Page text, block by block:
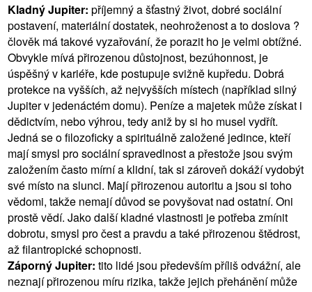
Kladný Jupiter: příjemný a šťastný život, dobré sociální
postavení, materiální dostatek, neohroženost a to doslova ?
člověk má takové vyzařování, že porazit ho je velmi obtížné.
Obvykle mívá přirozenou důstojnost, bezúhonnost, je
úspěšný v kariéře, kde postupuje svižně kupředu. Dobrá
protekce na vyšších, až nejvyšších místech (například silný
Jupiter v jedenáctém domu). Peníze a majetek může získat i
dědictvím, nebo výhrou, tedy aniž by si ho musel vydřít.
Jedná se o filozoficky a spirituálně založené jedince, kteří
mají smysl pro sociální spravedlnost a přestože jsou svým
založením často mírní a klidní, tak si zároveň dokáží vydobýt
své místo na slunci. Mají přirozenou autoritu a jsou si toho
vědomi, takže nemají důvod se povyšovat nad ostatní. Oni
prostě vědí. Jako další kladné vlastnosti je potřeba zmínit
dobrotu, smysl pro čest a pravdu a také přirozenou štědrost,
až filantropické schopnosti.
Záporný Jupiter: tito lidé jsou především příliš odvážní, ale
neznají přirozenou míru rizika, takže jejich přehánění může